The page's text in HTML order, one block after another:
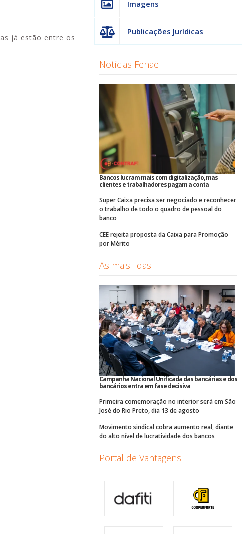
já estão entre os
Imagens
Publicações Jurídicas
Notícias Fenae
Bancos lucram mais com digitalização, mas
clientes e trabalhadores pagam a conta
Super Caixa precisa ser negociado e reconhecer
o trabalho de todo o quadro de pessoal do
banco
CEE rejeita proposta da Caixa para Promoção
por Mérito
As mais lidas
Campanha Nacional Unificada das bancárias e dos
bancários entra em fase decisiva
Primeira comemoração no interior será em São
José do Rio Preto, dia 13 de agosto
Movimento sindical cobra aumento real, diante
do alto nível de lucratividade dos bancos
Portal de Vantagens